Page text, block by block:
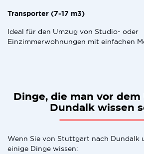
Transporter (7-17 m3)
Ideal für den Umzug von Studio- oder
Einzimmerwohnungen mit einfachen
Dinge, die man vor dem
Dundalk wissen
Wenn Sie von Stuttgart nach Dundalk
einige Dinge wissen: